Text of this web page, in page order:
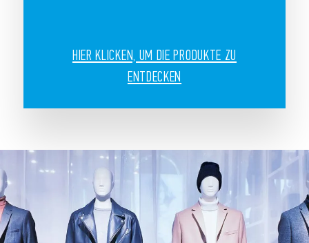
HIER KLICKEN, UM DIE PRODUKTE ZU
ENTDECKEN